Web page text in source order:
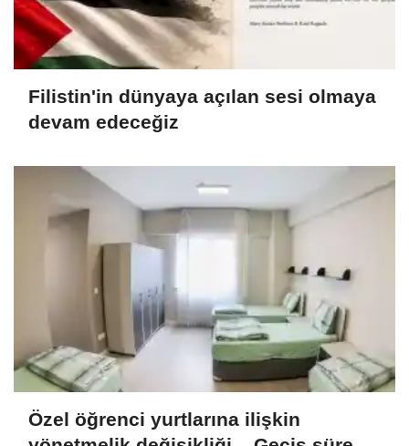
Filistin'in dünyaya açılan sesi olmaya
devam edeceğiz
Özel öğrenci yurtlarına ilişkin